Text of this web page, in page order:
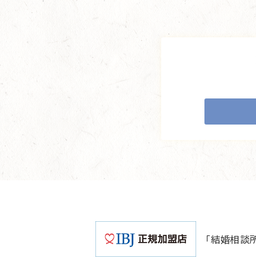
「結婚相